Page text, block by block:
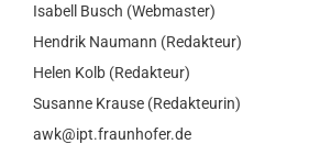
Isabell Busch (Webmaster)
Hendrik Naumann (Redakteur)
Helen Kolb (Redakteur)
Susanne Krause (Redakteurin)
awk@ipt.fraunhofer.de